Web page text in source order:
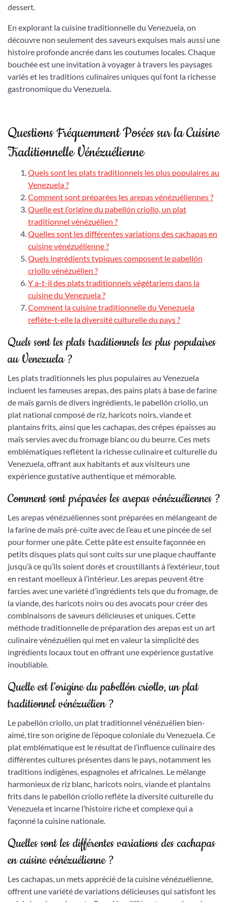
dessert.
En explorant la cuisine traditionnelle du Venezuela, on
découvre non seulement des saveurs exquises mais aussi une
histoire profonde ancrée dans les coutumes locales. Chaque
bouchée est une invitation à voyager à travers les paysages
variés et les traditions culinaires uniques qui font la richesse
gastronomique du Venezuela.
Questions Fréquemment Posées sur la Cuisine
Traditionnelle Vénézuélienne
Quels sont les plats traditionnels les plus populaires au
Venezuela ?
Comment sont préparées les arepas vénézuéliennes ?
Quelle est l’origine du pabellón criollo, un plat
traditionnel vénézuélien ?
Quelles sont les différentes variations des cachapas en
cuisine vénézuélienne ?
Quels ingrédients typiques composent le pabellón
criollo vénézuélien ?
Y a-t-il des plats traditionnels végétariens dans la
cuisine du Venezuela ?
Comment la cuisine traditionnelle du Venezuela
reflète-t-elle la diversité culturelle du pays ?
Quels sont les plats traditionnels les plus populaires
au Venezuela ?
Les plats traditionnels les plus populaires au Venezuela
incluent les fameuses arepas, des pains plats à base de farine
de maïs garnis de divers ingrédients, le pabellón criollo, un
plat national composé de riz, haricots noirs, viande et
plantains frits, ainsi que les cachapas, des crêpes épaisses au
maïs servies avec du fromage blanc ou du beurre. Ces mets
emblématiques reflètent la richesse culinaire et culturelle du
Venezuela, offrant aux habitants et aux visiteurs une
expérience gustative authentique et mémorable.
Comment sont préparées les arepas vénézuéliennes ?
Les arepas vénézuéliennes sont préparées en mélangeant de
la farine de maïs pré-cuite avec de l’eau et une pincée de sel
pour former une pâte. Cette pâte est ensuite façonnée en
petits disques plats qui sont cuits sur une plaque chauffante
jusqu’à ce qu’ils soient dorés et croustillants à l’extérieur, tout
en restant moelleux à l’intérieur. Les arepas peuvent être
farcies avec une variété d’ingrédients tels que du fromage, de
la viande, des haricots noirs ou des avocats pour créer des
combinaisons de saveurs délicieuses et uniques. Cette
méthode traditionnelle de préparation des arepas est un art
culinaire vénézuélien qui met en valeur la simplicité des
ingrédients locaux tout en offrant une expérience gustative
inoubliable.
Quelle est l’origine du pabellón criollo, un plat
traditionnel vénézuélien ?
Le pabellón criollo, un plat traditionnel vénézuélien bien-
aimé, tire son origine de l’époque coloniale du Venezuela. Ce
plat emblématique est le résultat de l’influence culinaire des
différentes cultures présentes dans le pays, notamment les
traditions indigènes, espagnoles et africaines. Le mélange
harmonieux de riz blanc, haricots noirs, viande et plantains
frits dans le pabellón criollo reflète la diversité culturelle du
Venezuela et incarne l’histoire riche et complexe qui a
façonné la cuisine nationale.
Quelles sont les différentes variations des cachapas
en cuisine vénézuélienne ?
Les cachapas, un mets apprécié de la cuisine vénézuélienne,
offrent une variété de variations délicieuses qui satisfont les